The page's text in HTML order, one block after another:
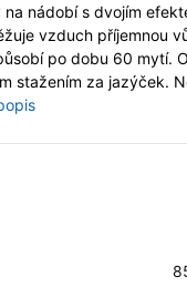
nádobí s dvojím
vzduch příjemnou
po dobu 60 mytí.
stažením za jazýček.